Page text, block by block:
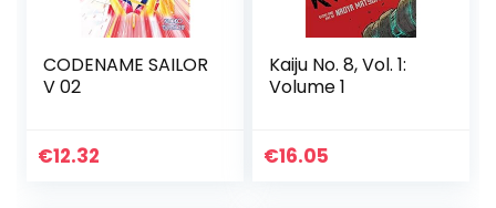
CODENAME SAILOR
V 02
€12.32
Kaiju No. 8, Vol. 1:
Volume 1
€16.05